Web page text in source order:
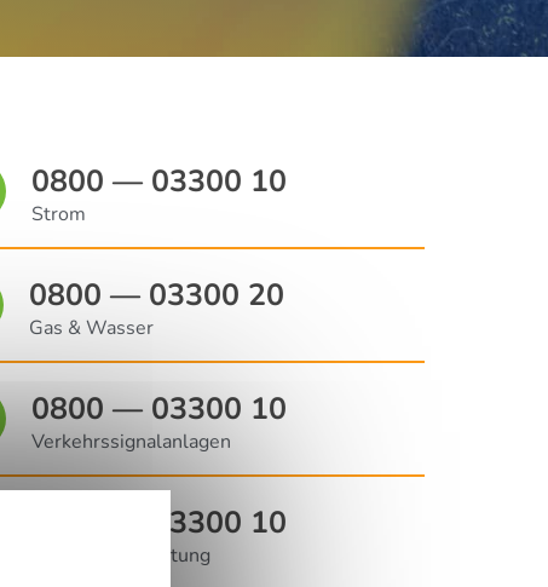
0800 — 03300 10
Strom
0800 — 03300 20
Gas & Wasser
0800 — 03300 10
Verkehrssignalanlagen
0800 — 03300 10
Straßenbeleuchtung